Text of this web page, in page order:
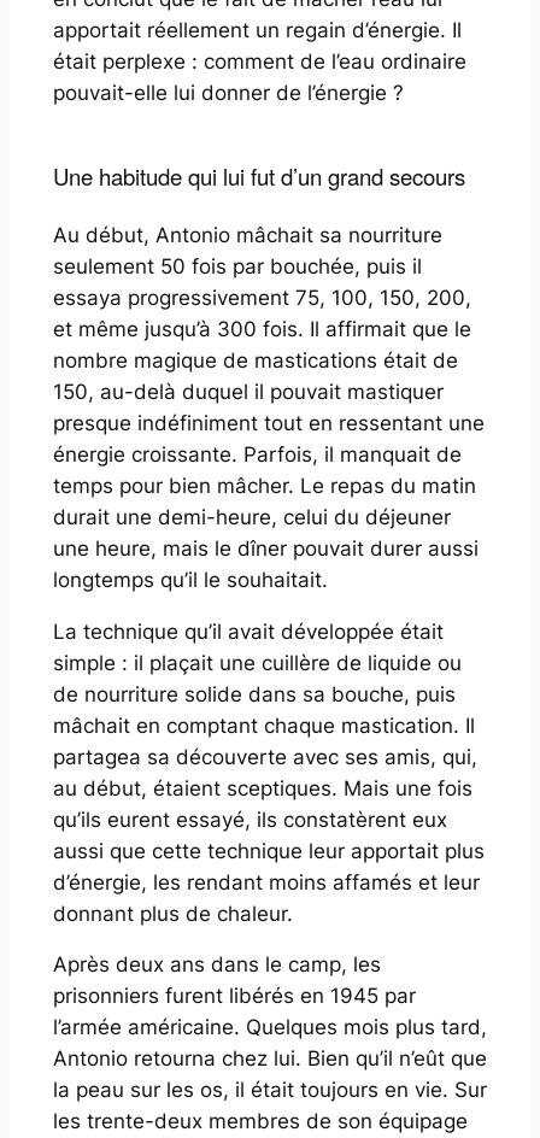
apportait réellement un regain d’énergie. Il
était perplexe : comment de l’eau ordinaire
pouvait-elle lui donner de l’énergie ?
Une habitude qui lui fut d’un grand secours
Au début, Antonio mâchait sa nourriture
seulement 50 fois par bouchée, puis il
essaya progressivement 75, 100, 150, 200,
et même jusqu’à 300 fois. Il affirmait que le
nombre magique de mastications était de
150, au-delà duquel il pouvait mastiquer
presque indéfiniment tout en ressentant une
énergie croissante. Parfois, il manquait de
temps pour bien mâcher. Le repas du matin
durait une demi-heure, celui du déjeuner
une heure, mais le dîner pouvait durer aussi
longtemps qu’il le souhaitait.
La technique qu’il avait développée était
simple : il plaçait une cuillère de liquide ou
de nourriture solide dans sa bouche, puis
mâchait en comptant chaque mastication. Il
partagea sa découverte avec ses amis, qui,
au début, étaient sceptiques. Mais une fois
qu’ils eurent essayé, ils constatèrent eux
aussi que cette technique leur apportait plus
d’énergie, les rendant moins affamés et leur
donnant plus de chaleur.
Après deux ans dans le camp, les
prisonniers furent libérés en 1945 par
l’armée américaine. Quelques mois plus tard,
Antonio retourna chez lui. Bien qu’il n’eût que
la peau sur les os, il était toujours en vie. Sur
les trente-deux membres de son équipage